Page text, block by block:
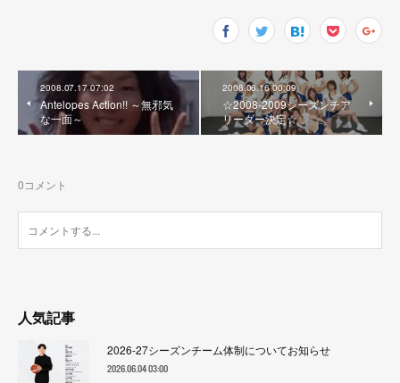
2008.07.17 07:02
Antelopes Action!! ～無邪気
な一面～
2008.06.16 00:09
☆2008-2009シーズンチア
リーダー決定☆
0コメント
人気記事
2026-27シーズンチーム体制についてお知らせ
2026.06.04 03:00